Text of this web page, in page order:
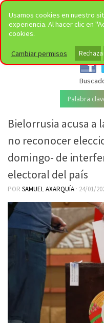
Saltar al contenido
Bielorrusia acusa a
no reconocer
domingo- de
electoral del país
POR SAMUEL AXARQUÍA · 24/01/
Usamos cookies en nuestro
experiencia. Al hacer clic en
cookies.
Cambiar permisos Rechazar